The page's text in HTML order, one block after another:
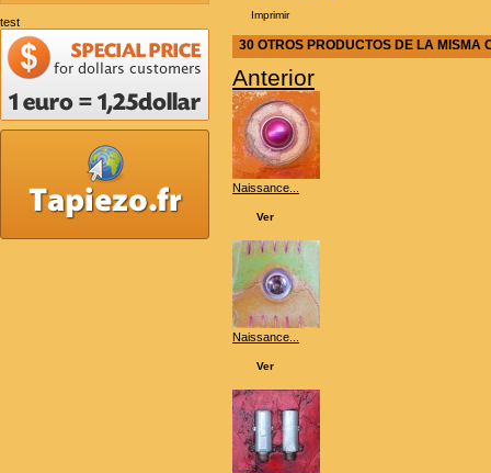
test
Imprimir
30 OTROS PRODUCTOS DE LA MISMA
Anterior
Naissance...
Ver
Naissance...
Ver